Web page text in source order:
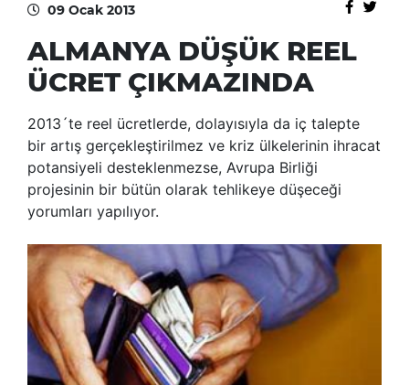
09 Ocak 2013
ALMANYA DÜŞÜK REEL
ÜCRET ÇIKMAZINDA
2013´te reel ücretlerde, dolayısıyla da iç talepte
bir artış gerçekleştirilmez ve kriz ülkelerinin ihracat
potansiyeli desteklenmezse, Avrupa Birliği
projesinin bir bütün olarak tehlikeye düşeceği
yorumları yapılıyor.